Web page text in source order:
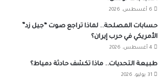
6 أغسطس، 2026
حسابات المصلحة.. لماذا تراجع صوت “جيل زد”
الأمريكي في حرب إيران؟
4 أغسطس، 2026
طبيعة التحديات.. ماذا تكشف حادثة دمياط؟
31 يوليو، 2026